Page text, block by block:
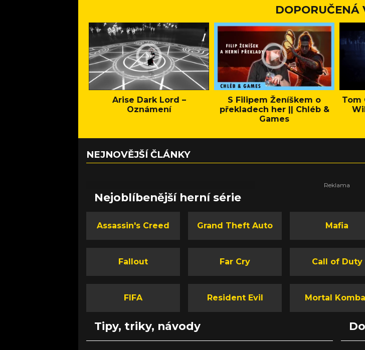
DOPORUČENÁ
Arise Dark Lord –
Oznámení
S Filipem Ženíškem o
překladech her || Chléb &
Games
Tom
NEJNOVĚJŠÍ ČLÁNKY
Nejoblíbenější herní série
Assassin's Creed Grand Theft Auto Mafia
Fallout Far Cry Call of Duty
FIFA Resident Evil Mortal
Tipy, triky, návody